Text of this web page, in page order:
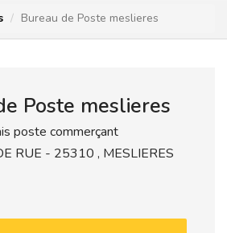
Bureau de Poste meslieres
Poste meslieres
poste commerçant
RUE - 25310 , MESLIERES